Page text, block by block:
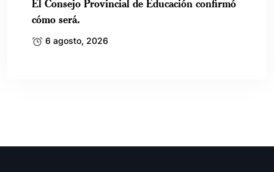
El Consejo Provincial de Educación confirmó
cómo será.
6 agosto, 2026